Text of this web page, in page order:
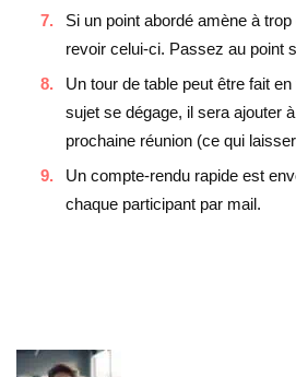
Si un point abordé amène à
revoir celui-ci. Passez au point
Un tour de table peut être fait
sujet se dégage, il sera ajouter
prochaine réunion (ce qui
Un compte-rendu rapide est
chaque participant par mail.